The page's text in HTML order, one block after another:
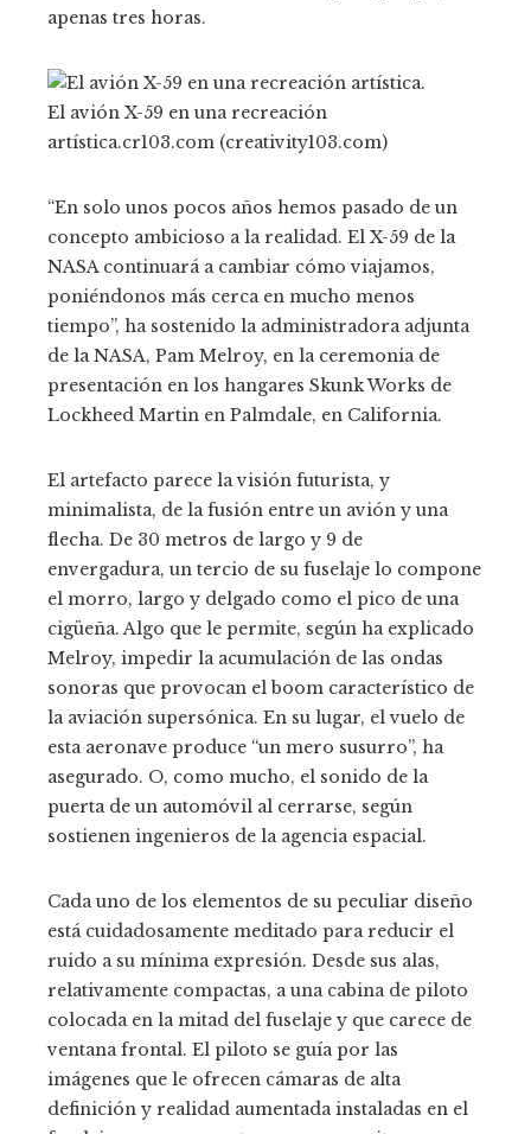
apenas tres horas.
El avión X-59 en una recreación
artística.cr103.com (creativity103.com)
“En solo unos pocos años hemos pasado de un
concepto ambicioso a la realidad. El X-59 de la
NASA continuará a cambiar cómo viajamos,
poniéndonos más cerca en mucho menos
tiempo”, ha sostenido la administradora adjunta
de la NASA, Pam Melroy, en la ceremonia de
presentación en los hangares Skunk Works de
Lockheed Martin en Palmdale, en California.
El artefacto parece la visión futurista, y
minimalista, de la fusión entre un avión y una
flecha. De 30 metros de largo y 9 de
envergadura, un tercio de su fuselaje lo compone
el morro, largo y delgado como el pico de una
cigüeña. Algo que le permite, según ha explicado
Melroy, impedir la acumulación de las ondas
sonoras que provocan el boom característico de
la aviación supersónica. En su lugar, el vuelo de
esta aeronave produce “un mero susurro”, ha
asegurado. O, como mucho, el sonido de la
puerta de un automóvil al cerrarse, según
sostienen ingenieros de la agencia espacial.
Cada uno de los elementos de su peculiar diseño
está cuidadosamente meditado para reducir el
ruido a su mínima expresión. Desde sus alas,
relativamente compactas, a una cabina de piloto
colocada en la mitad del fuselaje y que carece de
ventana frontal. El piloto se guía por las
imágenes que le ofrecen cámaras de alta
definición y realidad aumentada instaladas en el